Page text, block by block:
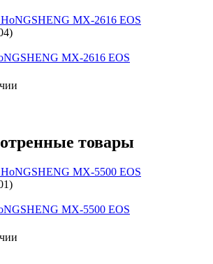
МХ-2616 EOS
товары
МХ-5500 EOS